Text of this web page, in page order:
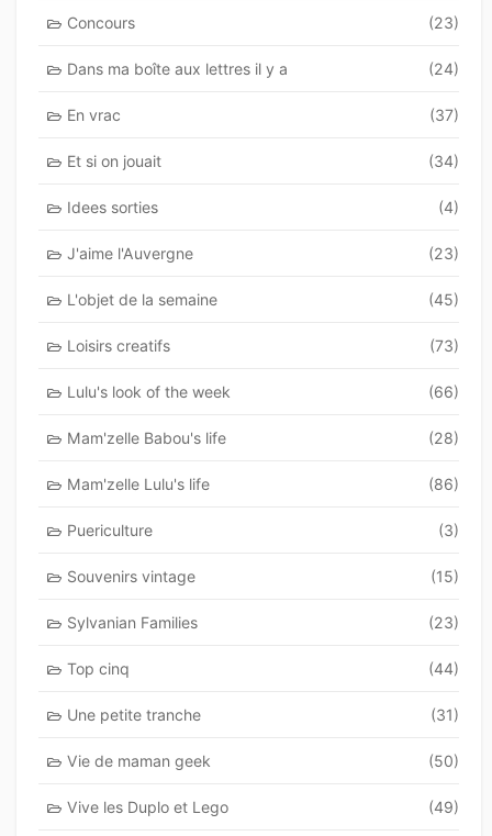
Concours (23)
Dans ma boîte aux lettres il y a (24)
En vrac (37)
Et si on jouait (34)
Idees sorties (4)
J'aime l'Auvergne (23)
L'objet de la semaine (45)
Loisirs creatifs (73)
Lulu's look of the week (66)
Mam'zelle Babou's life (28)
Mam'zelle Lulu's life (86)
Puericulture (3)
Souvenirs vintage (15)
Sylvanian Families (23)
Top cinq (44)
Une petite tranche (31)
Vie de maman geek (50)
Vive les Duplo et Lego (49)